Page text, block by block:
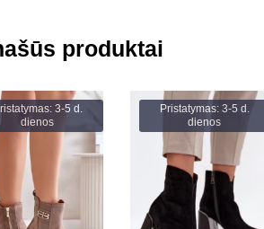
produktai
3-5 d.
dienos
Pristatymas: 3-5 d.
dienos